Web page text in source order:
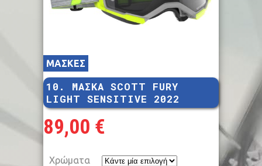
ΜΑΣΚΕΣ
10. ΜΑΣΚΑ SCOTT FURY
LIGHT SENSITIVE 2022
89,00 €
Χρώματα